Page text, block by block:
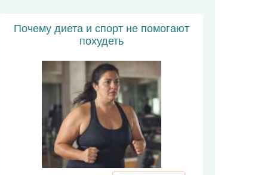
Почему диета и спорт не помогают
похудеть